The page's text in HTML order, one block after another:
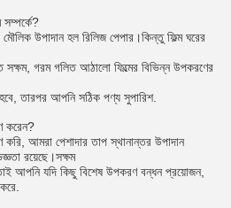
উপাদান হল রিলিজ পেপার।কিন্তু ফিল্ম ঘরের
সক্ষম, গরম গলিত আঠালো ফিল্মের বিভিন্ন উপকরণের
তারপর আপনি সঠিক পণ্য সুপারিশ.
করেন?
আমরা পেশাদার তাপ স্থানান্তর উপাদান
রয়েছে।সক্ষম
আপনি যদি কিছু বিশেষ উপকরণ বন্ধন প্রয়োজন,